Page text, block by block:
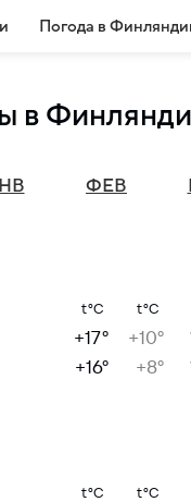
Погода в
в
ФЕВ
t°C t°C
+17° +10°
+16° +8°
t°C t°C